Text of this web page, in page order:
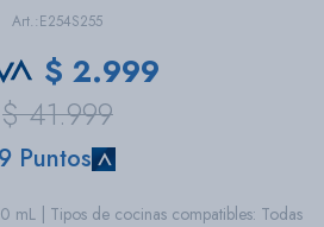
E254S255
$ 2.999
$ 41.999
Puntos
mL | Tipos de cocinas compatibles: Todas